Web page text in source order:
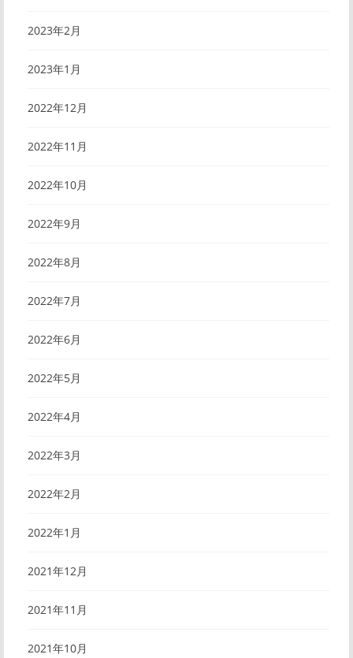
2023年2月
2023年1月
2022年12月
2022年11月
2022年10月
2022年9月
2022年8月
2022年7月
2022年6月
2022年5月
2022年4月
2022年3月
2022年2月
2022年1月
2021年12月
2021年11月
2021年10月